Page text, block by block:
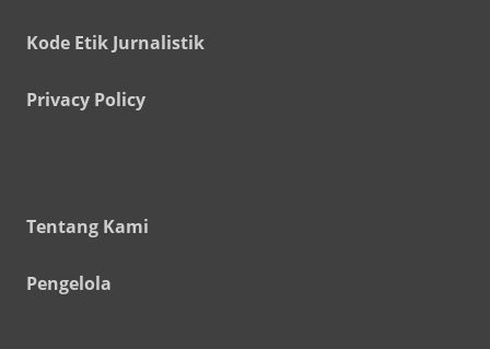
Kode Etik Jurnalistik
Privacy Policy
Tentang Kami
Pengelola